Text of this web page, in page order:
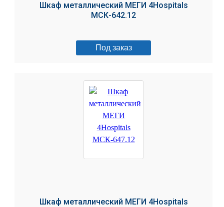
Шкаф металлический МЕГИ 4Hospitals
МСК-642.12
Под заказ
Шкаф металлический МЕГИ 4Hospitals